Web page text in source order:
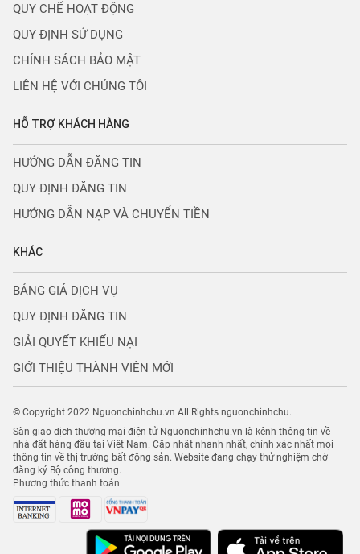
QUY CHẾ HOẠT ĐỘNG
QUY ĐỊNH SỬ DỤNG
CHÍNH SÁCH BẢO MẬT
LIÊN HỆ VỚI CHÚNG TÔI
HỖ TRỢ KHÁCH HÀNG
HƯỚNG DẪN ĐĂNG TIN
QUY ĐỊNH ĐĂNG TIN
HƯỚNG DẪN NẠP VÀ CHUYỂN TIỀN
KHÁC
BẢNG GIÁ DỊCH VỤ
QUY ĐỊNH ĐĂNG TIN
GIẢI QUYẾT KHIẾU NẠI
GIỚI THIỆU THÀNH VIÊN MỚI
© Copyright 2022 Nguonchinhchu.vn All Rights nguonchinhchu.
Sàn giao dịch thương mại điện tử Nguonchinhchu.vn là kênh thông tin về
nhà đất hàng đầu tại Việt Nam. Cập nhật nhanh nhất, chính xác nhất mọi
thông tin về thị trường bất động sản. Website đang chạy thử nghiệm chờ
đăng ký Bộ công thương.
Phương thức thanh toán